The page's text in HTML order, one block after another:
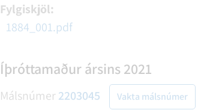
Fylgiskjöl:
1884_001.pdf
Íþróttamaður ársins 2021
Málsnúmer2203045 Vakta málsnúmer